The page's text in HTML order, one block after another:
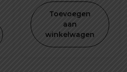
€ 19,99.
was:
€ 24,99.
prijs
is:
€
Toevoegen
aan
winkelwagen